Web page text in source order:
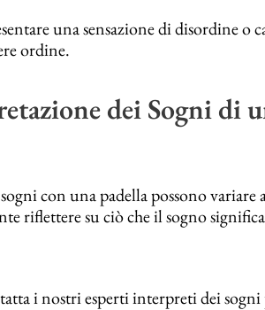
una sensazione di disordine o
ordine.
dei Sogni di
con una padella possono variare
riflettere su ciò che il sogno
i nostri esperti interpreti dei sogni